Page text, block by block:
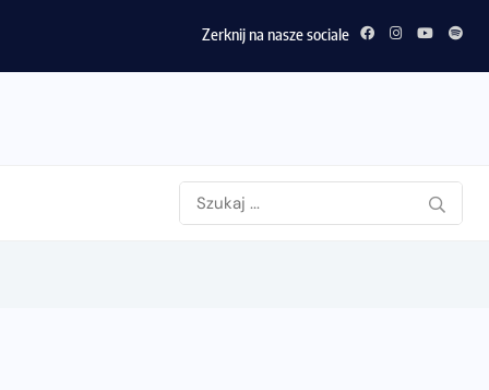
Zerknij na nasze sociale